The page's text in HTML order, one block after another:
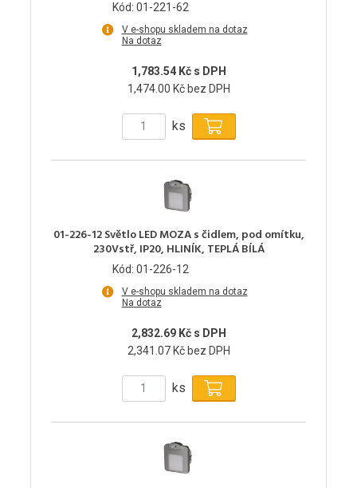
Kód: 01-221-62
V e-shopu skladem na dotaz
Na dotaz
1,783.54 Kč s DPH
1,474.00 Kč bez DPH
ks
01-226-12 Světlo LED MOZA s čidlem, pod omítku,
230Vstř, IP20, HLINÍK, TEPLÁ BÍLÁ
Kód: 01-226-12
V e-shopu skladem na dotaz
Na dotaz
2,832.69 Kč s DPH
2,341.07 Kč bez DPH
ks